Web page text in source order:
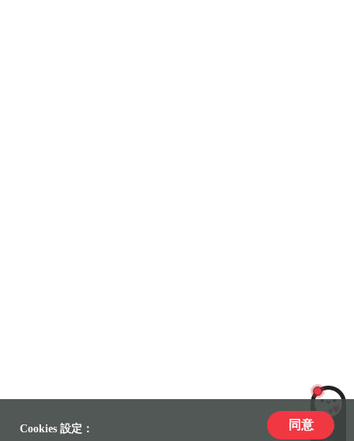
LiLi
Cookies 設定： 同意